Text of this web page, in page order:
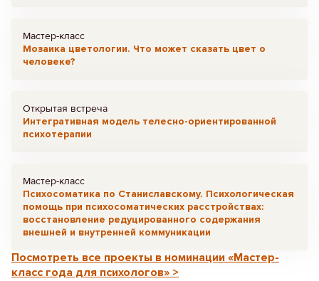
Мастер-класс
Мозаика цветологии. Что может сказать цвет о
человеке?
Открытая встреча
Интегративная модель телесно-ориентированной
психотерапии
Мастер-класс
Психосоматика по Станиславскому. Психологическая
помощь при психосоматических расстройствах:
восстановление редуцированного содержания
внешней и внутренней коммуникации
Посмотреть все проекты в номинации «Мастер-
класс года для психологов» >